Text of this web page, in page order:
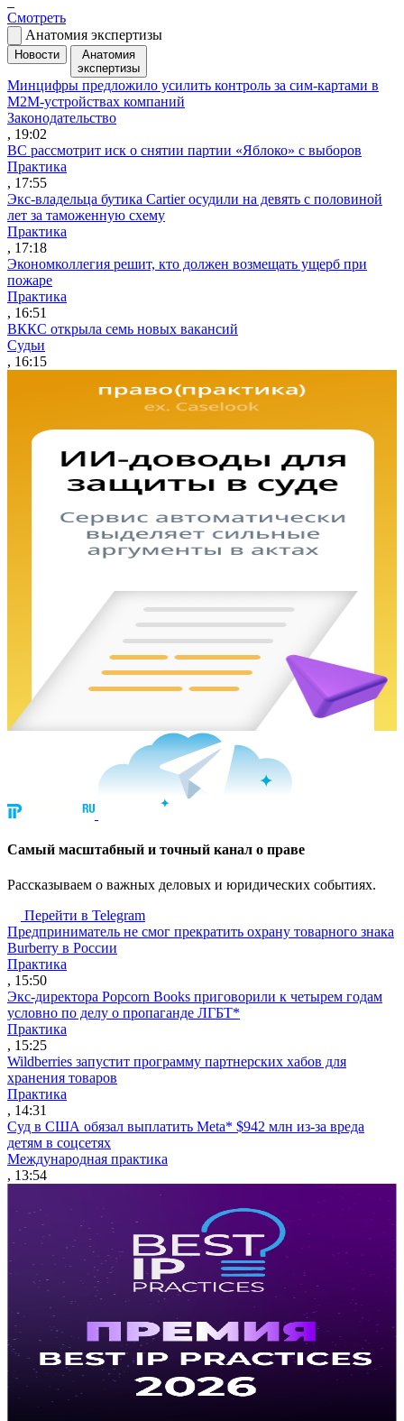
Смотреть
Анатомия экспертизы
Новости
Анатомия
экспертизы
Минцифры предложило усилить контроль за сим-картами в
M2M-устройствах компаний
Законодательство
, 19:02
ВС рассмотрит иск о снятии партии «Яблоко» с выборов
Практика
, 17:55
Экс-владельца бутика Cartier осудили на девять с половиной
лет за таможенную схему
Практика
, 17:18
Экономколлегия решит, кто должен возмещать ущерб при
пожаре
Практика
, 16:51
ВККС открыла семь новых вакансий
Судьи
, 16:15
Cамый масштабный и точный канал о праве
Рассказываем о важных деловых и юридических событиях.
Перейти в Telegram
Предприниматель не смог прекратить охрану товарного знака
Burberry в России
Практика
, 15:50
Экс-директора Popcorn Books приговорили к четырем годам
условно по делу о пропаганде ЛГБТ*
Практика
, 15:25
Wildberries запустит программу партнерских хабов для
хранения товаров
Практика
, 14:31
Суд в США обязал выплатить Meta* $942 млн из-за вреда
детям в соцсетях
Международная практика
, 13:54